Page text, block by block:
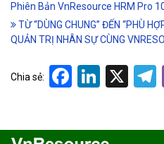
Phiên Bản VnResource HRM Pro
TỪ “DÙNG CHUNG” ĐẾN “PHÙ
QUẢN TRỊ NHÂN SỰ CÙNG
Chia sẻ: Facebook
X